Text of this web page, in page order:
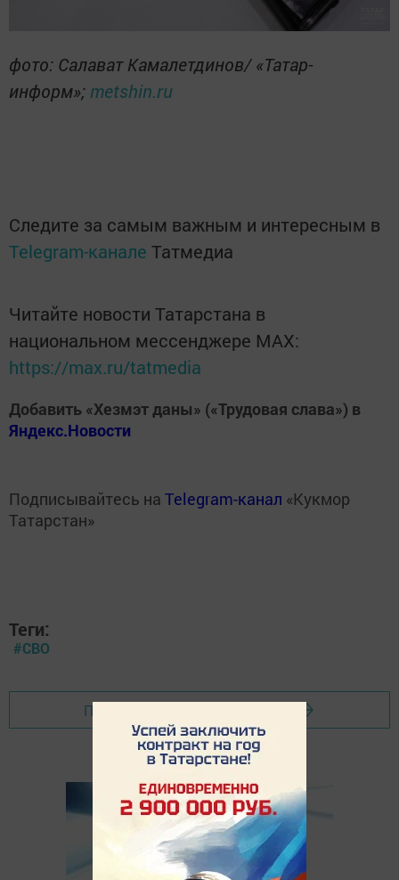
фото: Салават Камалетдинов/ «Татар-
информ»; metshin.ru
Следите за самым важным и интересным в
Telegram-канале Татмедиа
Читайте новости Татарстана в
национальном мессенджере MАХ:
https://max.ru/tatmedia
Добавить «Хезмэт даны» («Трудовая слава») в
Яндекс.Новости
Подписывайтесь на Telegram-канал «Кукмор
Татарстан»
Теги:
#СВО
Перейти на страницу новости